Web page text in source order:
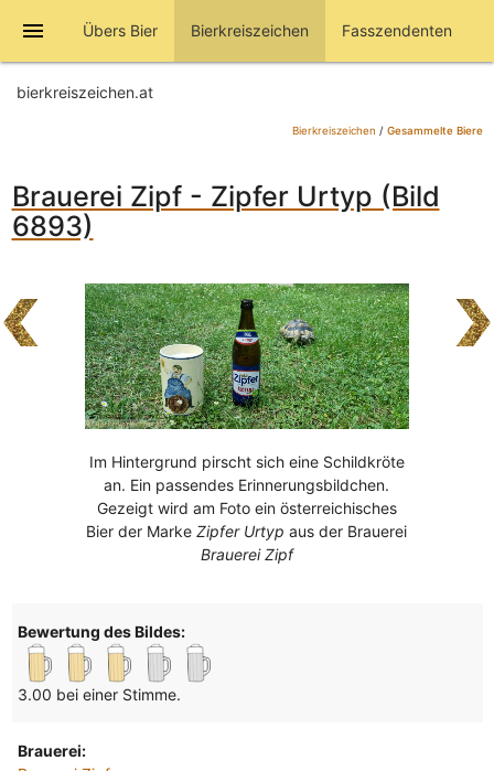
menu Übers Bier Bierkreiszeichen Fasszendenten
bierkreiszeichen.at
Bierkreiszeichen / Gesammelte Biere
Brauerei Zipf - Zipfer Urtyp (Bild
6893)
Im Hintergrund pirscht sich eine Schildkröte
an. Ein passendes Erinnerungsbildchen.
Gezeigt wird am Foto ein österreichisches
Bier der MarkeZipfer Urtyp aus der Brauerei
Brauerei Zipf
Bewertung des Bildes:
3.00 bei einer Stimme.
Brauerei: